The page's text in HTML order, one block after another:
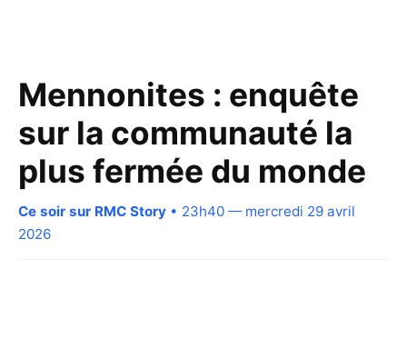
Mennonites : enquête
sur la communauté la
plus fermée du monde
Ce soir sur RMC Story • 23h40 — mercredi 29 avril
2026